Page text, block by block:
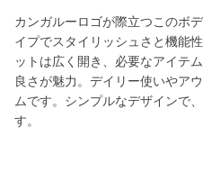
カンガルーロゴが際立つこのボ
イプでスタイリッシュさと機能
ットは広く開き、必要なアイテ
良さが魅力。デイリー使いやア
ムです。シンプルなデザインで
す。